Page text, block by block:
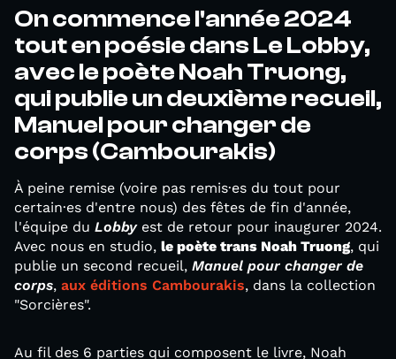
On commence l'année 2024
tout en poésie dans Le Lobby,
avec le poète Noah Truong,
qui publie un deuxième recueil,
Manuel pour changer de
corps (Cambourakis)
À peine remise (voire pas remis·es du tout pour
certain·es d'entre nous) des fêtes de fin d'année,
l'équipe du Lobbyest de retour pour inaugurer 2024.
Avec nous en studio, le poète trans Noah Truong, qui
publie un second recueil, Manuel pour changer de
corps, aux éditions Cambourakis, dans la collection
"Sorcières".
Au fil des 6 parties qui composent le livre, Noah